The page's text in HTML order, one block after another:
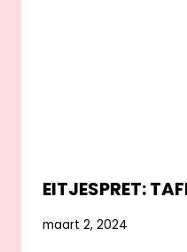
EITJESPRET:
maart 2, 2024